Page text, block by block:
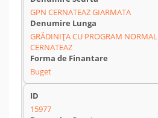
GPN CERNATEAZ GIARMATA
GRĂDINIȚA CU PROGRAM NORMAL
CERNATEAZ
Buget
15977